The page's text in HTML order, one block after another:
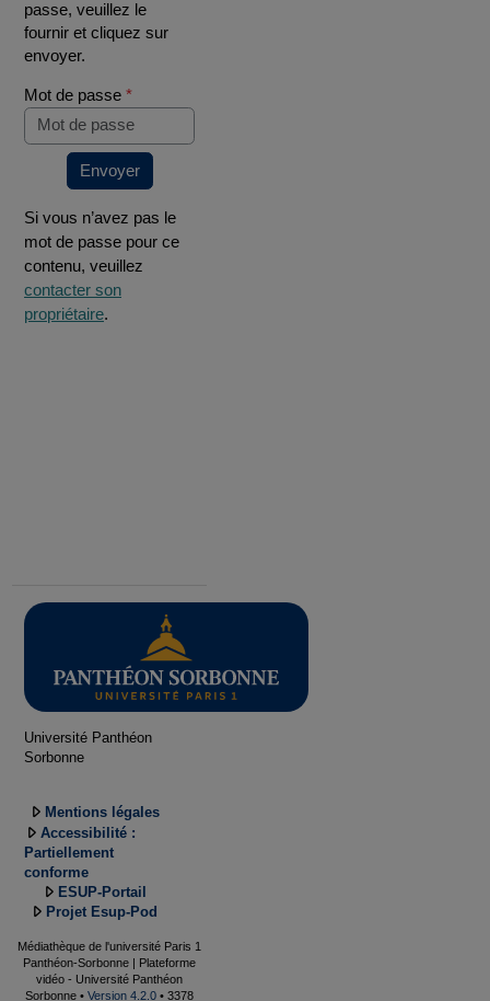
passe, veuillez le
fournir et cliquez sur
envoyer.
Mot de passe *
Envoyer
Si vous n’avez pas le
mot de passe pour ce
contenu, veuillez
contacter son
propriétaire.
Université Panthéon
Sorbonne
Mentions légales
Accessibilité :
Partiellement
conforme
ESUP-Portail
Projet Esup-Pod
Médiathèque de l'université Paris 1
Panthéon-Sorbonne | Plateforme
vidéo - Université Panthéon
Sorbonne • Version 4.2.0 • 3378